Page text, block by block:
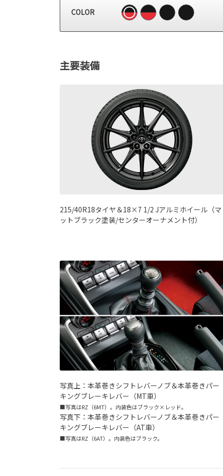
COLOR
主要装備
215/40R18タイヤ＆18×7 1/2 Jアルミホイール（マ
ットブラック塗装/センターオーナメント付）
写真上：本革巻きシフトレバーノブ＆本革巻きパー
キングブレーキレバー（MT車）
■写真はRZ（6MT）。内装色はブラック×レッド。
写真下：本革巻きシフトレバーノブ＆本革巻きパー
キングブレーキレバー（AT車）
■写真はRZ（6AT）。内装色はブラック。